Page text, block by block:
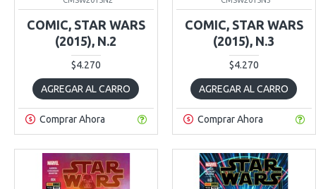
COMIC, STAR WARS
(2015), N.2
$4.270
AGREGAR AL CARRO
Comprar Ahora
COMIC, STAR WARS
(2015), N.3
$4.270
AGREGAR AL CARRO
Comprar Ahora